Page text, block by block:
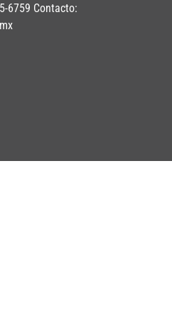
6759 Contacto: